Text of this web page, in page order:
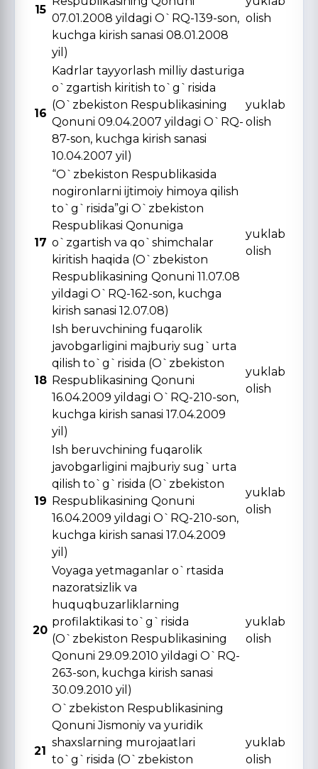
15
07.01.2008 yildagi O`RQ-139-son,
kuchga kirish sanasi 08.01.2008
yil)
olish
16
Kadrlar tayyorlash milliy dasturiga
o`zgartish kiritish to`g`risida
(O`zbekiston Respublikasining
Qonuni 09.04.2007 yildagi O`RQ-
87-son, kuchga kirish sanasi
10.04.2007 yil)
yuklab
olish
17
“O`zbekiston Respublikasida
nogironlarni ijtimoiy himoya qilish
to`g`risida”gi O`zbekiston
Respublikasi Qonuniga
o`zgartish va qo`shimchalar
kiritish haqida (O`zbekiston
Respublikasining Qonuni 11.07.08
yildagi O`RQ-162-son, kuchga
kirish sanasi 12.07.08)
yuklab
olish
18
Ish beruvchining fuqarolik
javobgarligini majburiy sug`urta
qilish to`g`risida (O`zbekiston
Respublikasining Qonuni
16.04.2009 yildagi O`RQ-210-son,
kuchga kirish sanasi 17.04.2009
yil)
yuklab
olish
19
Ish beruvchining fuqarolik
javobgarligini majburiy sug`urta
qilish to`g`risida (O`zbekiston
Respublikasining Qonuni
16.04.2009 yildagi O`RQ-210-son,
kuchga kirish sanasi 17.04.2009
yil)
yuklab
olish
20
Voyaga yetmaganlar o`rtasida
nazoratsizlik va
huquqbuzarliklarning
profilaktikasi to`g`risida
(O`zbekiston Respublikasining
Qonuni 29.09.2010 yildagi O`RQ-
263-son, kuchga kirish sanasi
30.09.2010 yil)
yuklab
olish
21
O`zbekiston Respublikasining
Qonuni Jismoniy va yuridik
shaxslarning murojaatlari
to`g`risida (O`zbekiston
yuklab
olish